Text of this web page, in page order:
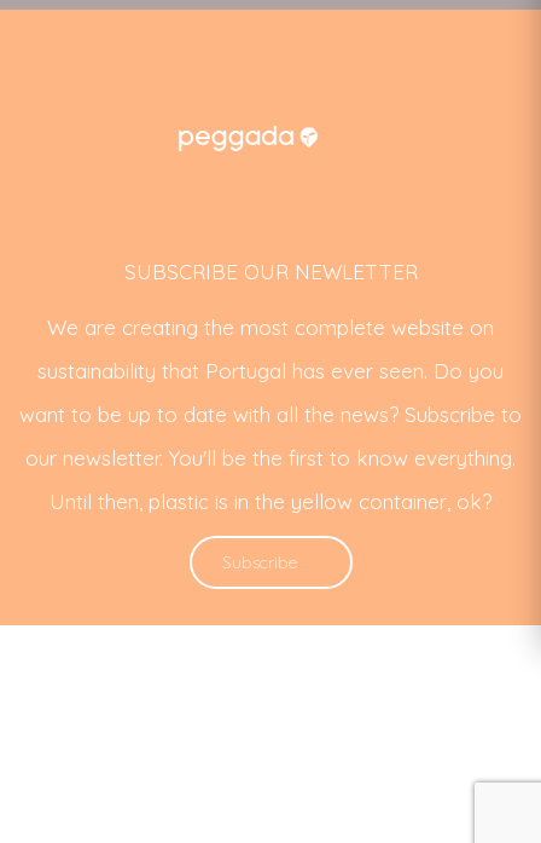
SUBSCRIBE OUR NEWLETTER
We are creating the most complete website on
sustainability that Portugal has ever seen. Do you
want to be up to date with all the news? Subscribe to
our newsletter. You'll be the first to know everything.
Until then, plastic is in the yellow container, ok?
Subscribe